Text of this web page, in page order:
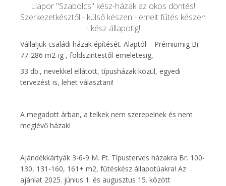
Liapor "Szabolcs" kész-házak az okos döntés!
Szerkezetkésztől - külső készen - emelt fűtés készen
- kész állapotig!
Vállaljuk családi házak építését. Alaptól – Prémiumig Br.
77-286 m2-ig , földszintestől-emeletesig,
33 db., nevekkel ellátott, típusházak közül, egyedi
tervezést is, lehet választani!
A megadott árban, a telkek nem szerepelnek és nem
meglévő házak!
Ajándékkártyák 3-6-9 M. Ft. Típusterves házakra Br. 100-
130, 131-160, 161+ m2, fűtéskész állapotúakra! Az
ajánlat 2025. június 1. és augusztus 15. között